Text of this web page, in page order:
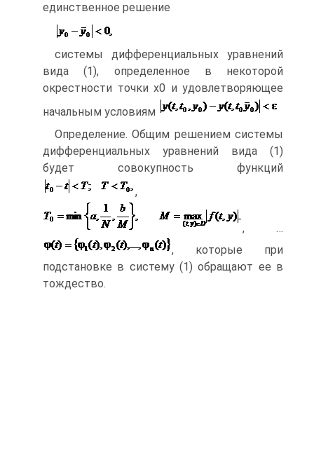
единственное решение
системы дифференциальных уравнений
вида (1), определенное в некоторой
окрестности точки х0 и удовлетворяющее
начальным условиям
Определение. Общим решением системы
дифференциальных уравнений вида (1)
будет совокупность функций
,
, …
, которые при
подстановке в систему (1) обращают ее в
тождество.